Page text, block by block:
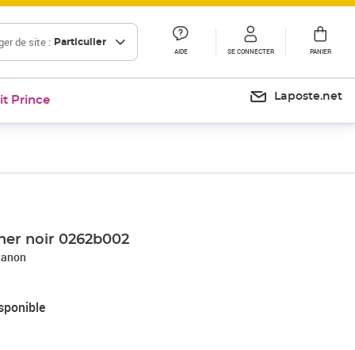
de site : Particulier
AIDE SE CONNECTER PANIER
Prince Laposte.net
noir 0262b002